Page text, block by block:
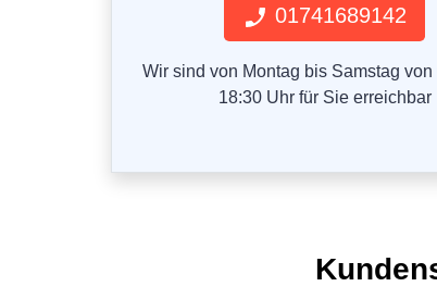
01741689142
Wir sind von Montag bis Samstag von
18:30 Uhr für Sie erreichbar